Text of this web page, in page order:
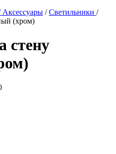
Аксессуары /Светильники /
(хром)
стену